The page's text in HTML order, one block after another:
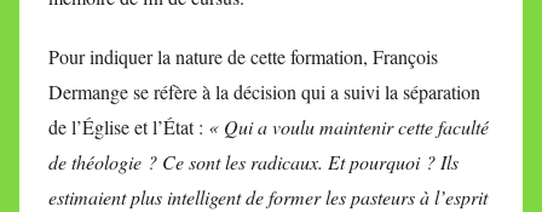
Pour indiquer la nature de cette formation, François
Dermange se réfère à la décision qui a suivi la séparation
de l’Église et l’État : « Qui a voulu maintenir cette faculté
de théologie ? Ce sont les radicaux. Et pourquoi ? Ils
estimaient plus intelligent de former les pasteurs à l’esprit